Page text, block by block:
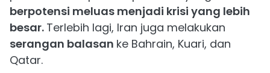
berpotensi meluas menjadi krisi yang lebih
besar. Terlebih lagi, Iran juga melakukan
serangan balasan ke Bahrain, Kuari, dan
Qatar.